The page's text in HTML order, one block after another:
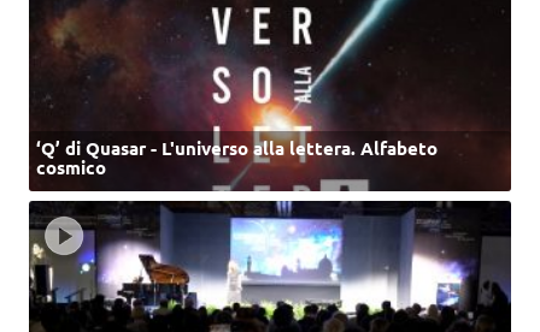
‘Q’ di Quasar - L'universo alla lettera. Alfabeto
cosmico